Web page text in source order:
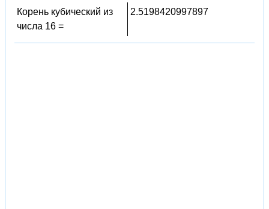
Корень кубический из
числа 16 =
2.5198420997897